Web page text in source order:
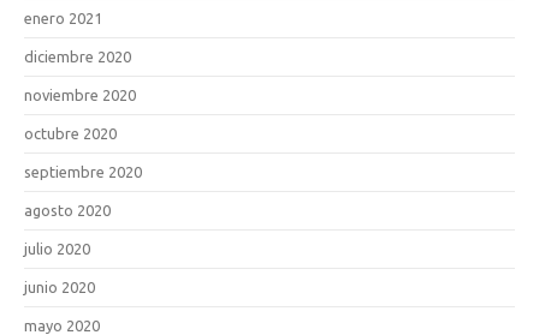
enero 2021
diciembre 2020
noviembre 2020
octubre 2020
septiembre 2020
agosto 2020
julio 2020
junio 2020
mayo 2020